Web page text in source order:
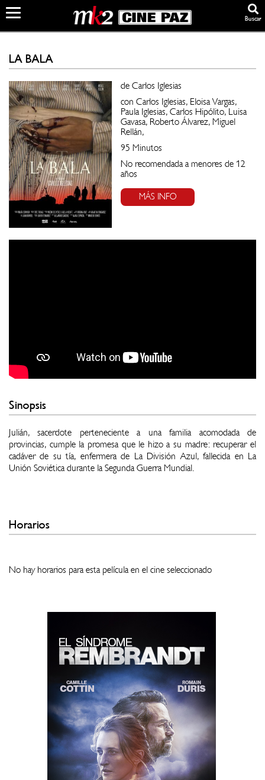
Buscar
LA BALA
de Carlos Iglesias
con Carlos Iglesias, Eloisa Vargas,
Paula Iglesias, Carlos Hipólito, Luisa
Gavasa, Roberto Álvarez, Miguel
Rellán,
95 Minutos
No recomendada a menores de 12
años
MÁS INFO
Sinopsis
Julián, sacerdote perteneciente a una familia acomodada de
provincias, cumple la promesa que le hizo a su madre: recuperar el
cadáver de su tía, enfermera de La División Azul, fallecida en La
Unión Soviética durante la Segunda Guerra Mundial.
Horarios
No hay horarios para esta película en el cine seleccionado